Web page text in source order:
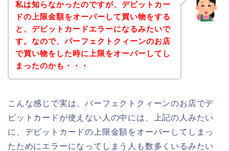
私は知らなかったのですが、デビットカー
ドの上限金額をオーバーして買い物をする
と、デビットカードエラーになるみたいで
す。なので、パーフェクトクィーンのお店
で買い物をした時に上限をオーバーしてし
まったのかも・・・
こんな感じで実は、パーフェクトクィーンのお店でデ
ビットカードが使えない人の中には、上記の人みたい
に、デビットカードの上限金額をオーバーしてしまっ
たためにエラーになってしまう人も数多くいるみたい